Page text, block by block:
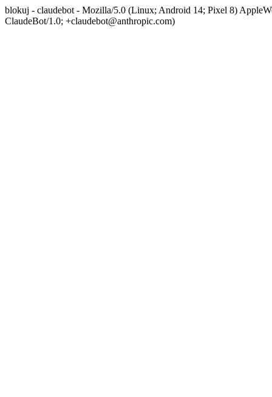
blokuj - claudebot - Mozilla/5.0 (Linux; Android 14; Pixel 8)
ClaudeBot/1.0; +claudebot@anthropic.com)